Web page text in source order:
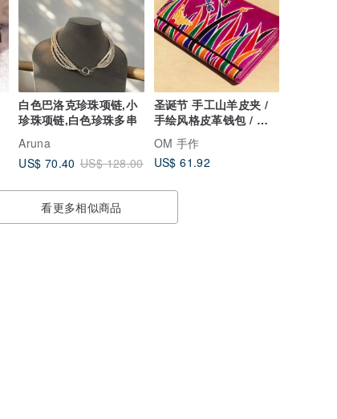
白色巴洛克珍珠项链,小
珍珠项链,白色珍珠多串
Aruna
US$ 70.40 US$ 128.00
圣诞节 手工山羊皮夹 /
手绘风格皮革钱包 / 长
皮夹 - 彩色清新蒙古大
草原 ( 桃红色 )
OM 手作
US$ 61.92
看更多相似商品